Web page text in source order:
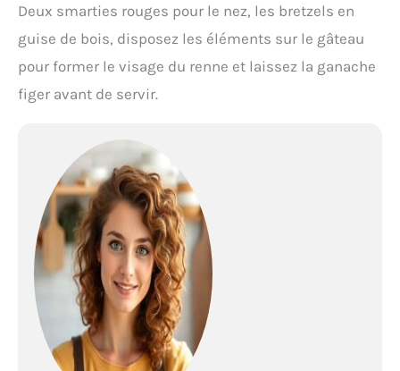
Deux smarties rouges pour le nez, les bretzels en
guise de bois, disposez les éléments sur le gâteau
pour former le visage du renne et laissez la ganache
figer avant de servir.